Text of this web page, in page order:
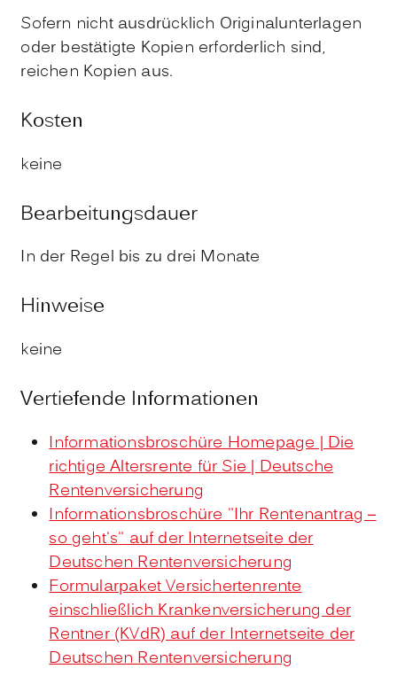
Sofern nicht ausdrücklich Originalunterlagen
oder bestätigte Kopien erforderlich sind,
reichen Kopien aus.
Kosten
keine
Bearbeitungsdauer
In der Regel bis zu drei Monate
Hinweise
keine
Vertiefende Informationen
Informationsbroschüre Homepage | Die
richtige Altersrente für Sie | Deutsche
Rentenversicherung
Informationsbroschüre "Ihr Rentenantrag –
so geht's" auf der Internetseite der
Deutschen Rentenversicherung
Formularpaket Versichertenrente
einschließlich Krankenversicherung der
Rentner (KVdR) auf der Internetseite der
Deutschen Rentenversicherung